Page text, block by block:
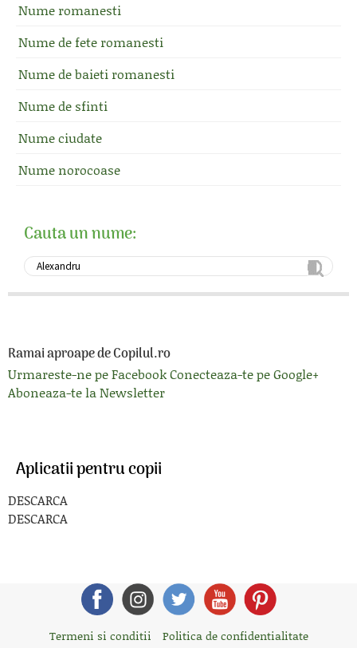
Nume romanesti
Nume de fete romanesti
Nume de baieti romanesti
Nume de sfinti
Nume ciudate
Nume norocoase
Cauta un nume:
Ramai aproape de Copilul.ro
Urmareste-ne pe FacebookConecteaza-te pe Google+
Aboneaza-te la Newsletter
Aplicatii pentru copii
DESCARCA
DESCARCA
Termeni si conditii Politica de confidentialitate